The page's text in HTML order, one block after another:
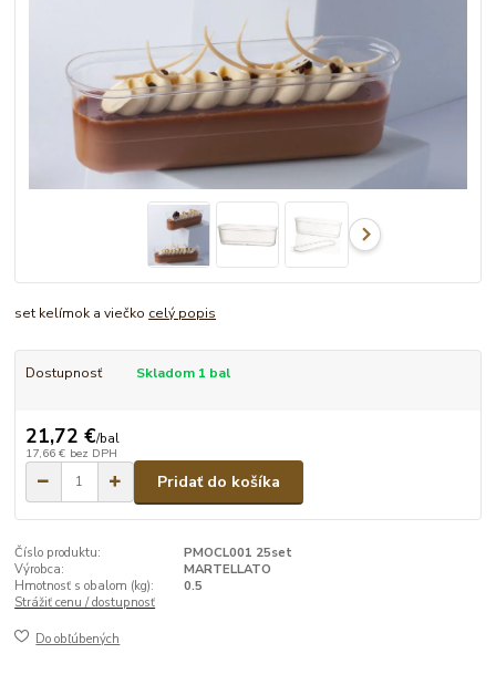
set kelímok a viečko celý popis
Dostupnosť Skladom 1 bal
21,72 €/bal
17,66 € bez DPH
Pridať do košíka
Číslo produktu:
PMOCL001 25set
Výrobca:
MARTELLATO
Hmotnosť s obalom (kg):
0.5
Strážiť cenu / dostupnosť
Do obľúbených